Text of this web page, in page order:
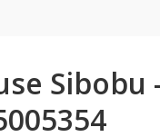
Sibobu